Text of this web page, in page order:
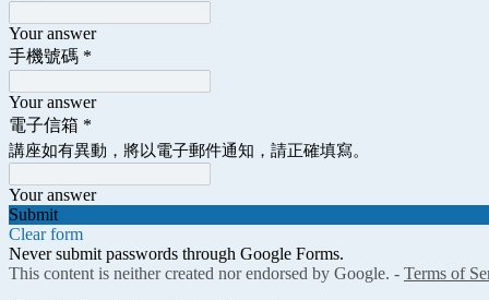
Your answer
手機號碼 *
Your answer
電子信箱 *
講座如有異動，將以電子郵件通知，請正確填寫。
Your answer
Submit
Clear form
Never submit passwords through Google Forms.
This content is neither created nor endorsed by Google. - Terms of